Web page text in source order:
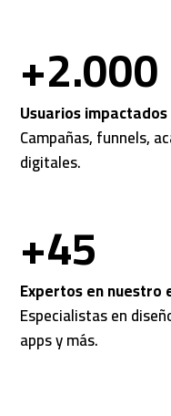
+2.000
Usuarios
Campañas, funnels,
digitales.
+45
Expertos en nuestro
Especialistas en
apps y más.